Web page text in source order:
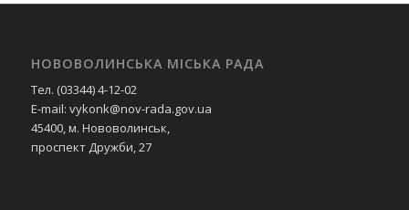
НОВОВОЛИНСЬКА МІСЬКА РАДА
Тел. (03344) 4-12-02
E-mail: vykonk@nov-rada.gov.ua
45400, м. Нововолинськ,
проспект Дружби, 27